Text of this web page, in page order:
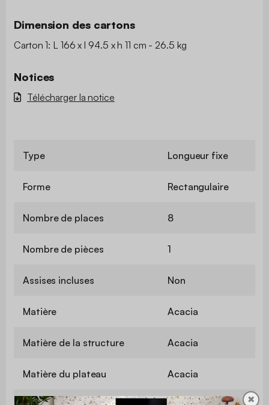
Dimension des cartons
Carton 1: L 166 x l 94.5 x h 11 cm - 26.5 kg
Notices
Télécharger la notice
Type Longueur fixe
Forme Rectangulaire
Nombre de places 8
Nombre de pièces 1
Assises incluses Non
Matière Acacia
Matière de la structure Acacia
Matière du plateau Acacia
✖